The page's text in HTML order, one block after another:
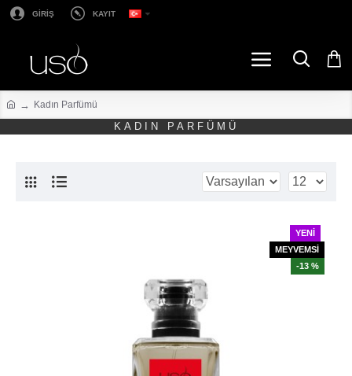
GİRİŞ KAYIT
Kadın Parfümü
KADIN PARFÜMÜ
YENI
MEYVEMSİ
-13 %